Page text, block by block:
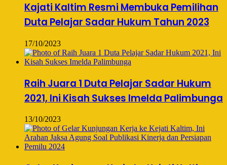
Kajati Kaltim Resmi Membuka Pemilihan
Duta Pelajar Sadar Hukum Tahun 2023
17/10/2023
Raih Juara 1 Duta Pelajar Sadar Hukum
2021, Ini Kisah Sukses Imelda Palimbunga
13/10/2023